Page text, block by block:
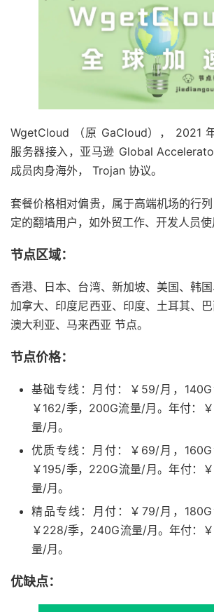
WgetCloud （原 GaCloud）， 2021
服务器接入，亚马逊 Global
成员肉身海外， Trojan 协议。
套餐价格相对偏贵，属于高端机场的行
定的翻墙用户，如外贸工作、开发人员使
节点区域：
香港、日本、台湾、新加坡、美国、韩国
加拿大、印度尼西亚、印度、土耳其、巴
澳大利亚、马来西亚 节点。
节点价格：
基础专线：月付：￥59/月，140G
￥162/季，200G流量/月。年付：
量/月。
优质专线：月付：￥69/月，160G
￥195/季，220G流量/月。年付：
量/月。
精品专线：月付：￥79/月，180G
￥228/季，240G流量/月。年付：
量/月。
优缺点：